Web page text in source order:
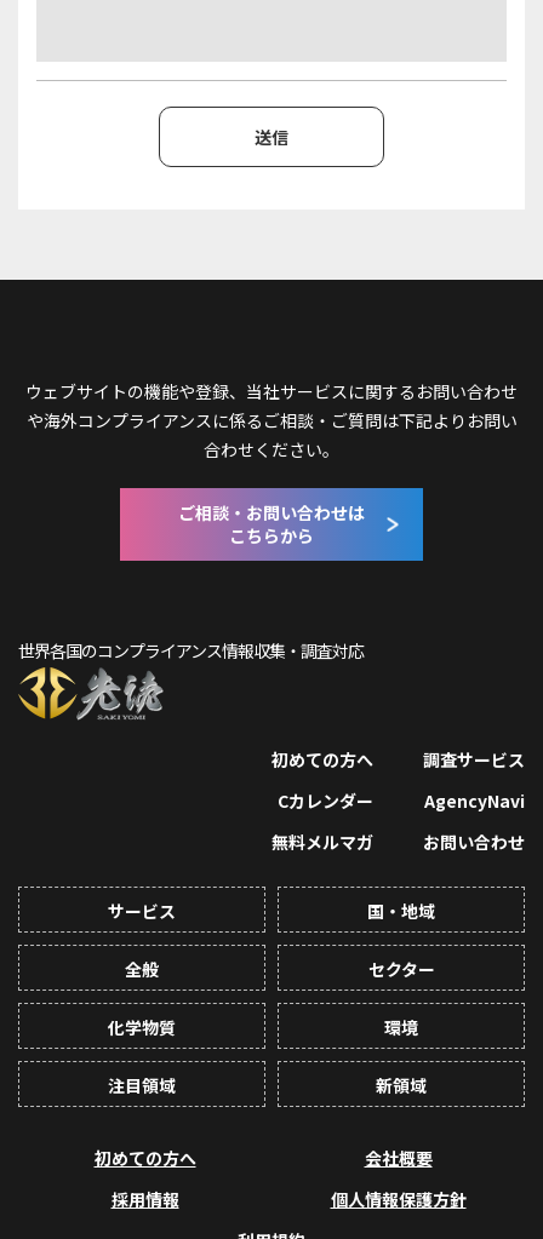
ウェブサイトの機能や登録、当社サービスに関するお問い合わせ
や海外コンプライアンスに係るご相談・ご質問は下記よりお問い
合わせください。
ご相談・お問い合わせは
こちらから
世界各国のコンプライアンス情報収集・調査対応
初めての方へ
調査サービス
Cカレンダー
AgencyNavi
無料メルマガ
お問い合わせ
サービス 国・地域
全般 セクター
化学物質 環境
注目領域 新領域
初めての方へ
会社概要
採用情報
個人情報保護方針